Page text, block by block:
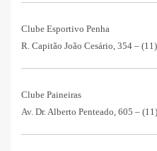
Clube Esportivo Penha
R. Capitão João Cesário, 354 –
Clube Paineiras
Av. Dr. Alberto Penteado, 605 –